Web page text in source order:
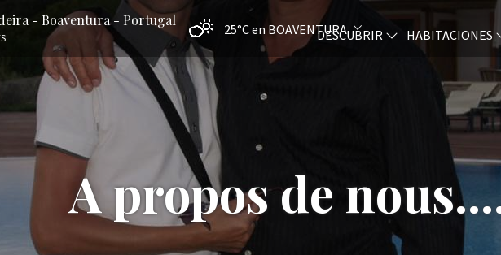
- Boaventura - Portugal
25°Cen BOAVENTURADESCUBRIR HABITACIONES
A propos de